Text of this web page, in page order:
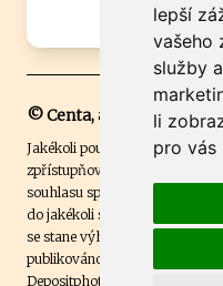
lepší
vašeho
služby
li
pro vás
© Centa, a.s.
Jakékoli použití obsahu včetně
zpřístupňování textových či
souhlasu společnosti
do jakékoli soutěže na našem
se stane výhercem této
publikováno. Centa, a.s.
Depositphotos